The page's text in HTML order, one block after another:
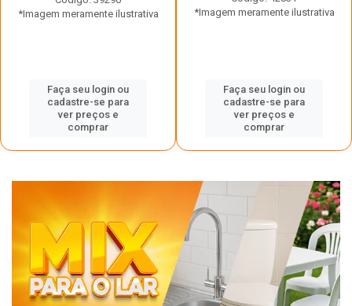
*Imagem meramente ilustrativa
Faça seu login ou
cadastre-se para
ver preços e
comprar
*Imagem meramente ilustrativa
Faça seu login ou
cadastre-se para
ver preços e
comprar